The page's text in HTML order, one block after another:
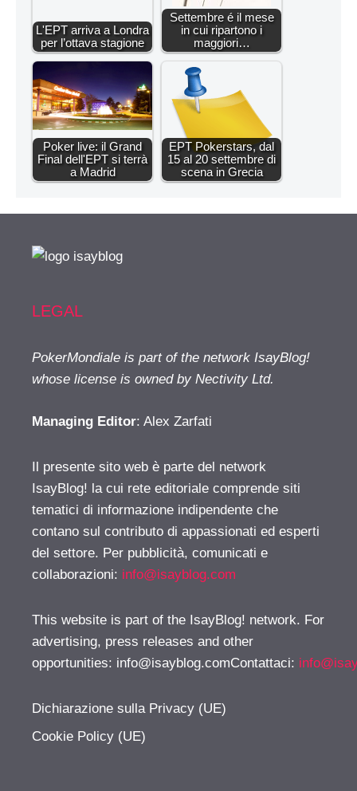
L'EPT arriva a Londra
per l’ottava stagione
Settembre é il mese
in cui ripartono i
maggiori…
Poker live: il Grand
Final dell'EPT si terrà
a Madrid
EPT Pokerstars, dal
15 al 20 settembre di
scena in Grecia
LEGAL
PokerMondiale is part of the network IsayBlog!
whose license is owned by Nectivity Ltd.
Managing Editor: Alex Zarfati
Il presente sito web è parte del network
IsayBlog! la cui rete editoriale comprende siti
tematici di informazione indipendente che
contano sul contributo di appassionati ed esperti
del settore. Per pubblicità, comunicati e
collaborazioni: info@isayblog.com
This website is part of the IsayBlog! network. For
advertising, press releases and other
opportunities: info@isayblog.comContattaci:
Dichiarazione sulla Privacy (UE)
Cookie Policy (UE)